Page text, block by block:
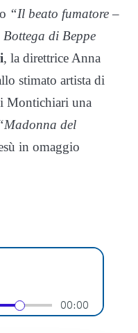
“Il beato fumatore –
di Beppe
, la direttrice Anna
stimato artista di
Montichiari una
del
in omaggio